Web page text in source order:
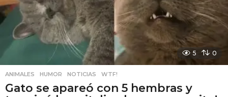
5 0
ANIMALES ,HUMOR ,NOTICIAS ,WTF!
Gato se apareó con 5 hembras y